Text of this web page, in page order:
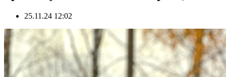
25.11.24 12:02